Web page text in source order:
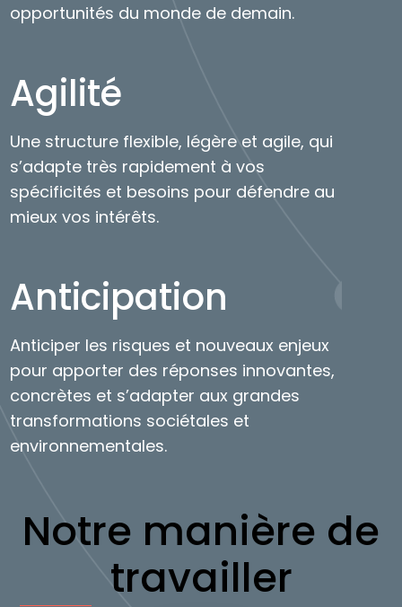
opportunités du monde de demain.
Agilité
Une structure flexible, légère et agile, qui
s’adapte très rapidement à vos
spécificités et besoins pour défendre au
mieux vos intérêts.
Anticipation
Anticiper les risques et nouveaux enjeux
pour apporter des réponses innovantes,
concrètes et s’adapter aux grandes
transformations sociétales et
environnementales.
Notre manière de
travailler